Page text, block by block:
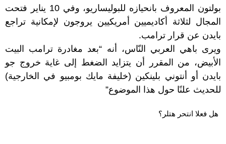
بولتون المعروف بانحيازه للبوليساريو، وفي 10 يناير فتحت
المجال لثلاثة أكاديميين أمريكيين يروجون لإمكانية تراجع
بايدن عن قرار ترامب.
ويرى باهي العربي النّاس، أنه “بعد مغادرة ترامب البيت
الأبيض، من المقرر أن يتزايد الضغط إلى غاية خروج جو
بايدن أو أنتوني بلينكين (خليفة مايك بومبيو في الخارجية)
للحديث علنًا حول هذا الموضوع”
هل فعلا انتحر هتلر؟